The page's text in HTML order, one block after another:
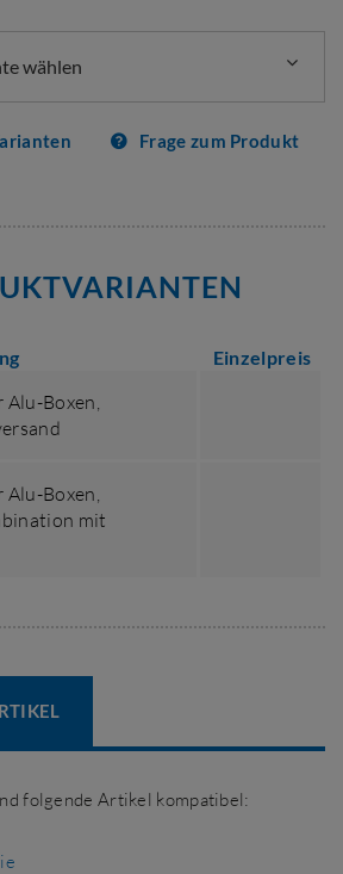
wählen
Frage zum Produkt
Einzelpreis
Alu-Boxen,
Alu-Boxen,
mit
folgende Artikel kompatibel: